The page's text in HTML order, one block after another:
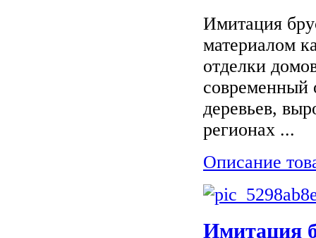
Имитация
материалом
отделки
современный
деревьев,
регионах ...
Описание
Имитация